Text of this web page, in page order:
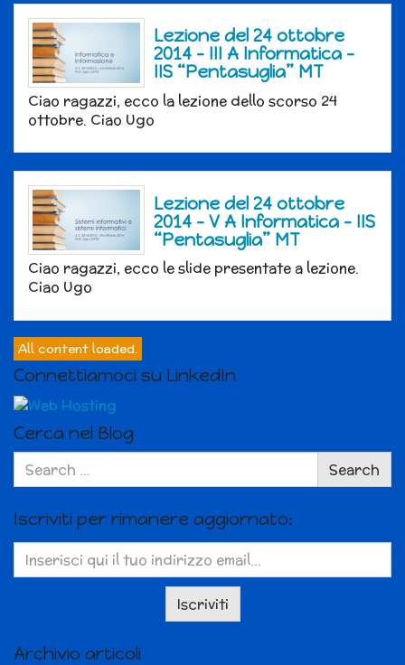
Lezione del 24 ottobre
2014 – III A Informatica –
IIS “Pentasuglia” MT
Ciao ragazzi, ecco la lezione dello scorso 24
ottobre. Ciao Ugo
Lezione del 24 ottobre
2014 – V A Informatica – IIS
“Pentasuglia” MT
Ciao ragazzi, ecco le slide presentate a lezione.
Ciao Ugo
All content loaded.
Connettiamoci su LinkedIn
Cerca nel Blog
Search
for:
Search
Iscriviti per rimanere aggiornato:
Archivio articoli